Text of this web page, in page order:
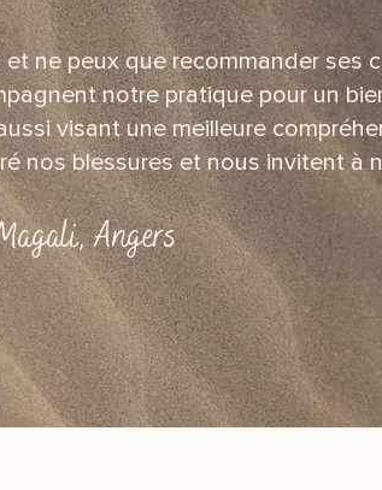
ne peux que recommander ses
notre pratique pour un
visant une meilleure
nos blessures et nous invitent à
Angers